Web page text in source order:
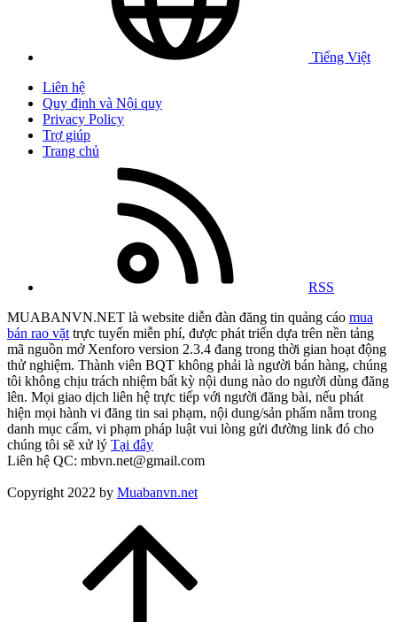
Tiếng Việt
Liên hệ
Quy định và Nội quy
Privacy Policy
Trợ giúp
Trang chủ
RSS
MUABANVN.NET là website diễn đàn đăng tin quảng cáo mua
bán rao vặt trực tuyến miễn phí, được phát triển dựa trên nền tảng
mã nguồn mở Xenforo version 2.3.4 đang trong thời gian hoạt động
thử nghiệm. Thành viên BQT không phải là người bán hàng, chúng
tôi không chịu trách nhiệm bất kỳ nội dung nào do người dùng đăng
lên. Mọi giao dịch liên hệ trực tiếp với người đăng bài, nếu phát
hiện mọi hành vi đăng tin sai phạm, nội dung/sản phẩm nằm trong
danh mục cấm, vi phạm pháp luật vui lòng gửi đường link đó cho
chúng tôi sẽ xử lý Tại đây
Liên hệ QC: mbvn.net@gmail.com
Copyright 2022 by Muabanvn.net